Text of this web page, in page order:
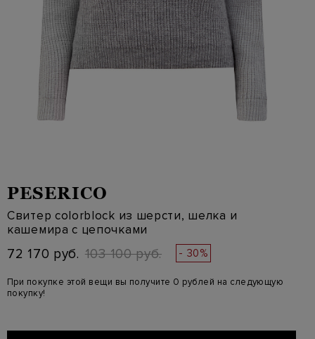
PESERICO
Свитер colorblock из шерсти, шелка и
кашемира с цепочками
72 170 руб. 103 100 руб. - 30%
При покупке этой вещи вы получите 0 рублей на следующую
покупку!